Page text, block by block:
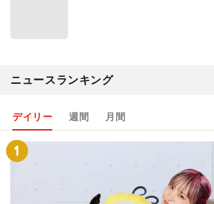
ニュースランキング
デイリー 週間 月間